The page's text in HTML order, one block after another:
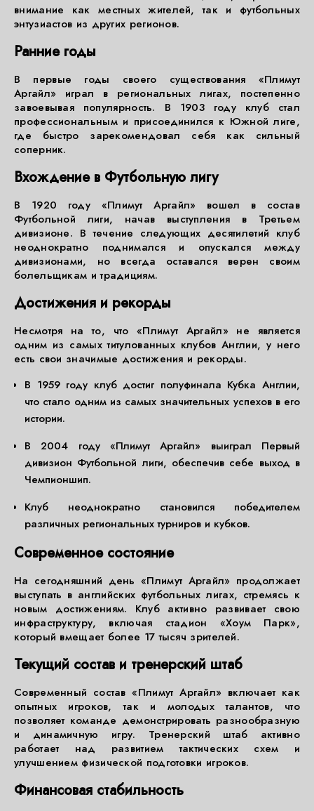
внимание как местных жителей, так и футбольных
энтузиастов из других регионов.
Ранние годы
В первые годы своего существования «Плимут
Аргайл» играл в региональных лигах, постепенно
завоевывая популярность. В 1903 году клуб стал
профессиональным и присоединился к Южной лиге,
где быстро зарекомендовал себя как сильный
соперник.
Вхождение в Футбольную лигу
В 1920 году «Плимут Аргайл» вошел в состав
Футбольной лиги, начав выступления в Третьем
дивизионе. В течение следующих десятилетий клуб
неоднократно поднимался и опускался между
дивизионами, но всегда оставался верен своим
болельщикам и традициям.
Достижения и рекорды
Несмотря на то, что «Плимут Аргайл» не является
одним из самых титулованных клубов Англии, у него
есть свои значимые достижения и рекорды.
В 1959 году клуб достиг полуфинала Кубка Англии,
что стало одним из самых значительных успехов в его
истории.
В 2004 году «Плимут Аргайл» выиграл Первый
дивизион Футбольной лиги, обеспечив себе выход в
Чемпионшип.
Клуб неоднократно становился победителем
различных региональных турниров и кубков.
Современное состояние
На сегодняшний день «Плимут Аргайл» продолжает
выступать в английских футбольных лигах, стремясь к
новым достижениям. Клуб активно развивает свою
инфраструктуру, включая стадион «Хоум Парк»,
который вмещает более 17 тысяч зрителей.
Текущий состав и тренерский штаб
Современный состав «Плимут Аргайл» включает как
опытных игроков, так и молодых талантов, что
позволяет команде демонстрировать разнообразную
и динамичную игру. Тренерский штаб активно
работает над развитием тактических схем и
улучшением физической подготовки игроков.
Финансовая стабильность